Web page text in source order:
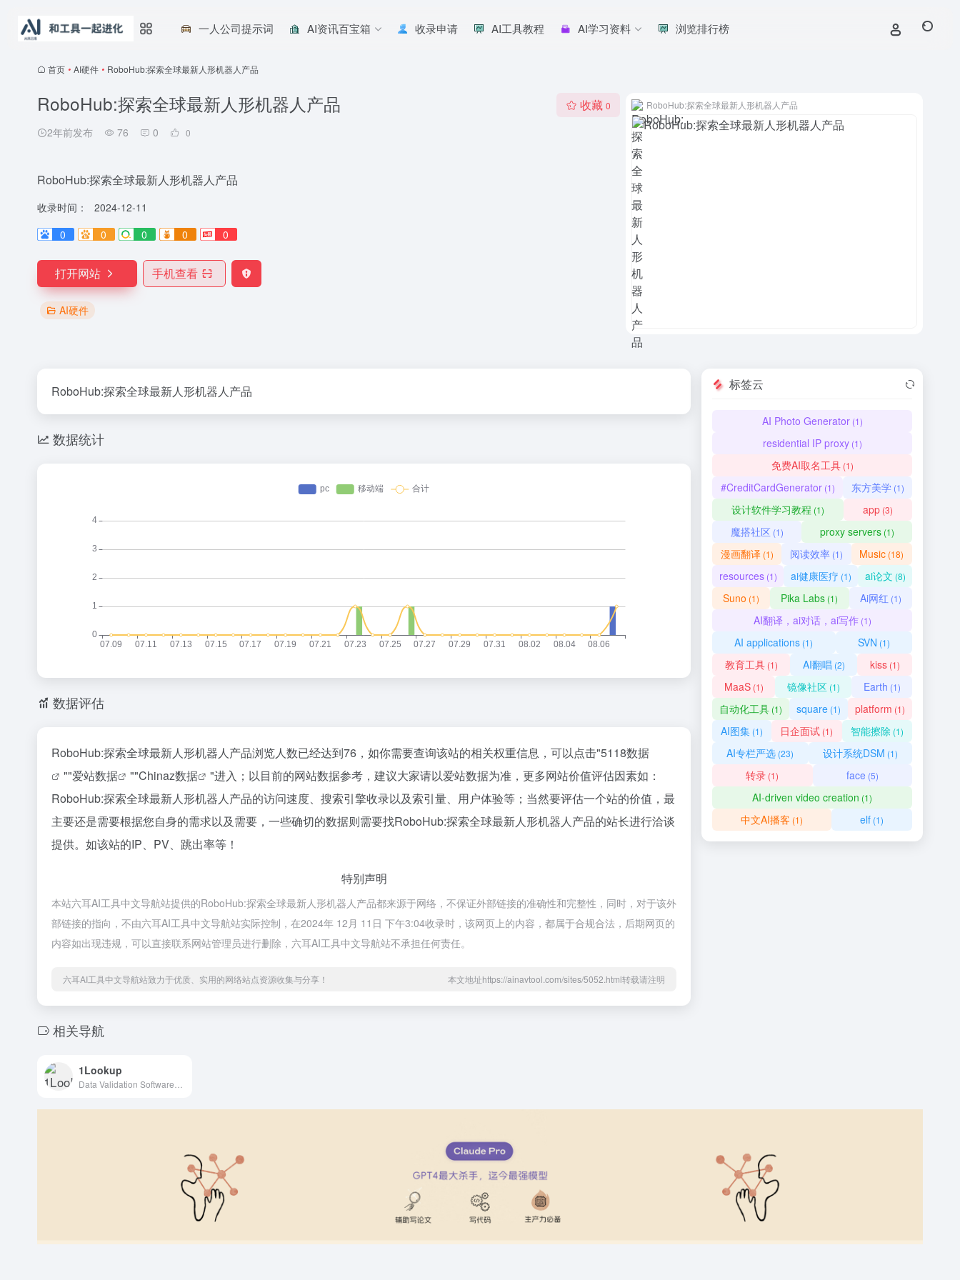
一人公司提示词 AI资讯百宝箱 收录申请 AI工具教程 AI学习资料 浏览排行榜
首页 • AI硬件 • RoboHub:探索全球最新人形机器人产品
RoboHub:探索全球最新人形机器人产品
2年前发布 76 0 0
收藏 0
RoboHub:探索全球最新人形机器人产品
收录时间：
2024-12-11
0
0 0 0 0
打开网站 手机查看
AI硬件
RoboHub:探索全球最新人形机器人产品
RoboHub:探索全球最新人形机器人产品
数据统计
数据评估
RoboHub:探索全球最新人形机器人产品浏览人数已经达到76，如你需要查询该站的相关权重信息，可以点击"5118数据
""爱站数据 ""Chinaz数据
"进入；以目前的网站数据参考，建议大家请以爱站数据为准，更多网站价值评估因素如：
RoboHub:探索全球最新人形机器人产品的访问速度、搜索引擎收录以及索引量、用户体验等；当然要评估一个站的价值，最
主要还是需要根据您自身的需求以及需要，一些确切的数据则需要找RoboHub:探索全球最新人形机器人产品的站长进行洽谈
提供。如该站的IP、PV、跳出率等！
特别声明
本站六耳AI工具中文导航站提供的RoboHub:探索全球最新人形机器人产品都来源于网络，不保证外部链接的准确性和完整性，同时，对于该外
部链接的指向，不由六耳AI工具中文导航站实际控制，在2024年 12月 11日 下午3:04收录时，该网页上的内容，都属于合规合法，后期网页的
内容如出现违规，可以直接联系网站管理员进行删除，六耳AI工具中文导航站不承担任何责任。
六耳AI工具中文导航站致力于优质、实用的网络站点资源收集与分享！ 本文地址https://ainavtool.com/sites/5052.html转载请注明
相关导航
1Lookup
标签云
AI Photo Generator(1)
residential IP proxy(1)
免费AI取名工具(1)
#CreditCardGenerator(1) 东方美学(1)
设计软件学习教程 (1) app (3)
魔搭社区 (1) proxy servers(1)
漫画翻译(1) 阅读效率(1) Music (18)
resources(1) ai健康医疗 (1) ai论文 (8)
Suno (1) Pika Labs (1) Ai网红 (1)
AI翻译，ai对话，ai写作(1)
AI applications (1) SVN (1)
教育工具(1) AI翻唱(2) kiss(1)
MaaS(1) 镜像社区(1) Earth (1)
自动化工具 (1) square (1) platform (1)
AI图集 (1) 日企面试 (1) 智能擦除 (1)
AI专栏严选 (23) 设计系统DSM (1)
转录 (1) face (5)
AI-driven video creation (1)
中文AI播客 (1) elf (1)